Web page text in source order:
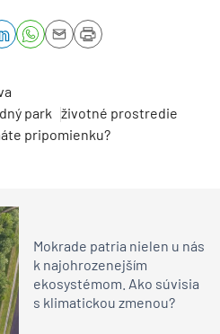
park životné prostredie
pripomienku?
Mokrade patria nielen u nás
k najohrozenejším
ekosystémom. Ako súvisia
s klimatickou zmenou?